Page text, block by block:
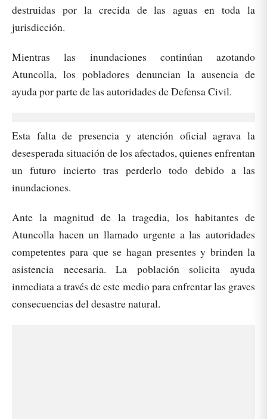
destruidas por la crecida de las aguas en toda la
jurisdicción.
Mientras las inundaciones continúan azotando
Atuncolla, los pobladores denuncian la ausencia de
ayuda por parte de las autoridades de Defensa Civil.
Esta falta de presencia y atención oficial agrava la
desesperada situación de los afectados, quienes enfrentan
un futuro incierto tras perderlo todo debido a las
inundaciones.
Ante la magnitud de la tragedia, los habitantes de
Atuncolla hacen un llamado urgente a las autoridades
competentes para que se hagan presentes y brinden la
asistencia necesaria. La población solicita ayuda
inmediata a través de este medio para enfrentar las graves
consecuencias del desastre natural.